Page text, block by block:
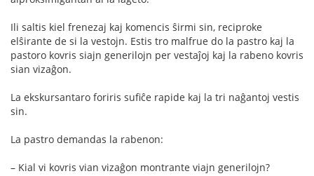
Ili saltis kiel frenezaj kaj komencis ŝirmi sin, reciproke
elŝirante de si la vestojn. Estis tro malfrue do la pastro kaj la
pastoro kovris siajn generilojn per vestaĵoj kaj la rabeno kovris
sian vizaĝon.
La ekskursantaro foriris sufiĉe rapide kaj la tri naĝantoj vestis
sin.
La pastro demandas la rabenon:
– Kial vi kovris vian vizaĝon montrante viajn generilojn?